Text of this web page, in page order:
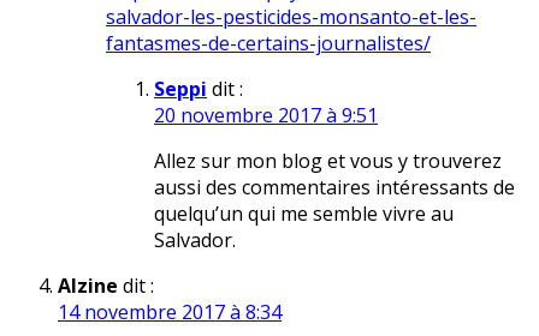
salvador-les-pesticides-monsanto-et-les-
fantasmes-de-certains-journalistes/
Seppi dit :
20 novembre 2017 à 9:51
Allez sur mon blog et vous y trouverez
aussi des commentaires intéressants de
quelqu’un qui me semble vivre au
Salvador.
Alzine dit :
14 novembre 2017 à 8:34